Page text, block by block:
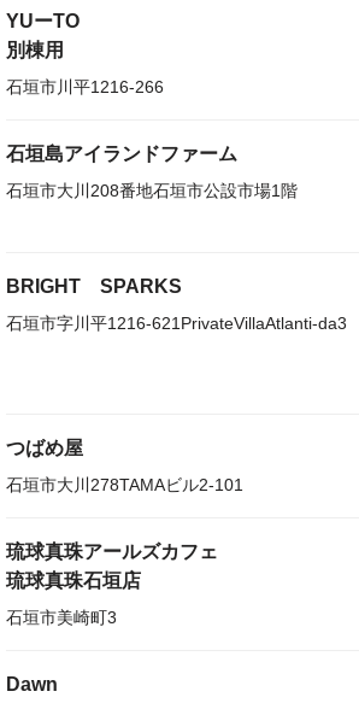
YUーTO
別棟用
石垣市川平1216-266
石垣島アイランドファーム
石垣市大川208番地石垣市公設市場1階
BRIGHT SPARKS
石垣市字川平1216-621PrivateVillaAtlanti-da3
つばめ屋
石垣市大川278TAMAビル2-101
琉球真珠アールズカフェ
琉球真珠石垣店
石垣市美崎町3
Dawn